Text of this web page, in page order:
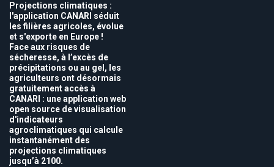
Projections climatiques :
l'application CANARI séduit
les filières agricoles, évolue
et s'exporte en Europe !
Face aux risques de
sécheresse, à l’excès de
précipitations ou au gel, les
agriculteurs ont désormais
gratuitement accès à
CANARI : une application web
open source de visualisation
d'indicateurs
agroclimatiques qui calcule
instantanément des
projections climatiques
jusqu’à 2100.